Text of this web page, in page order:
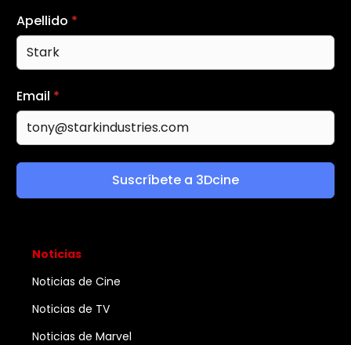
Apellido *
Email *
Suscríbete a 3Dcine
Noticias
Noticias de Cine
Noticias de TV
Noticias de Marvel